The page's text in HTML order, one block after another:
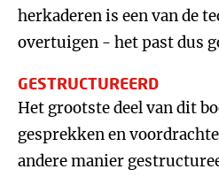
herkaderen is een van de
overtuigen - het past dus
GESTRUCTUREERD
Het grootste deel van dit
gesprekken en
andere manier